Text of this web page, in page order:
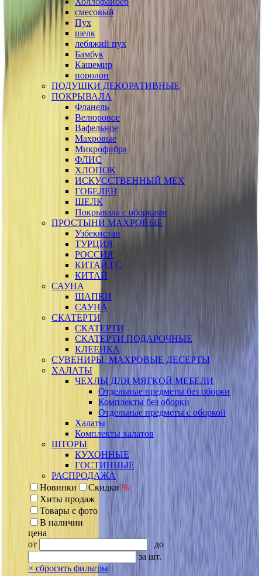
смесовый
Пух
шелк
лебяжий пух
Бамбук
Кашемир
поролон
ПОДУШКИ ДЕКОРАТИВНЫЕ
ПОКРЫВАЛА
Фланель
Велюровое
Вафельное
Махровые
Микрофибра
ФЛИС
ХЛОПОК
ИСКУССТВЕННЫЙ МЕХ
ГОБЕЛЕН
ШЕЛК
Покрывала с оборками
ПРОСТЫНИ МАХРОВЫЕ
Узбекистан
ТУРЦИЯ
РОССИЯ
КИТАЙ ГС
КИТАЙ
САУНА
ШАПКИ
САУНА
СКАТЕРТИ
СКАТЕРТИ
СКАТЕРТИ ПОДАРОЧНЫЕ
КЛЕЕНКА
СУВЕНИРЫ, МАХРОВЫЕ ДЕСЕРТЫ
ХАЛАТЫ
ЧЕХЛЫ ДЛЯ МЯГКОЙ МЕБЕЛИ
Отдельные предметы без оборки
Комплекты без оборки
Отдельные предметы с оборкой
Халаты
Комплекты халатов
ШТОРЫ
КУХОННЫЕ
ГОСТИННЫЕ
РАСПРОДАЖА
Новинки
Скидки %
Хиты продаж
Товары с фото
В наличии
цена
от
до
за шт.
× сбросить фильтры